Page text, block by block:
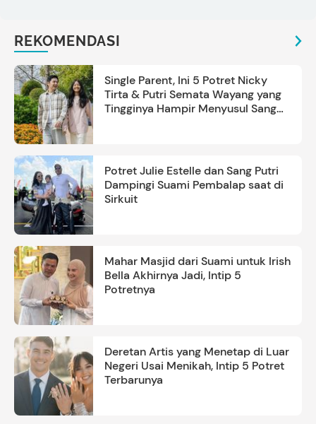
REKOMENDASI
Single Parent, Ini 5 Potret Nicky
Tirta & Putri Semata Wayang yang
Tingginya Hampir Menyusul Sang
Potret Julie Estelle dan Sang Putri
Dampingi Suami Pembalap saat di
Sirkuit
Mahar Masjid dari Suami untuk Irish
Bella Akhirnya Jadi, Intip 5
Potretnya
Deretan Artis yang Menetap di Luar
Negeri Usai Menikah, Intip 5 Potret
Terbarunya